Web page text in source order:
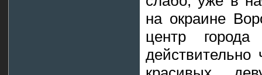
на окраине
центр